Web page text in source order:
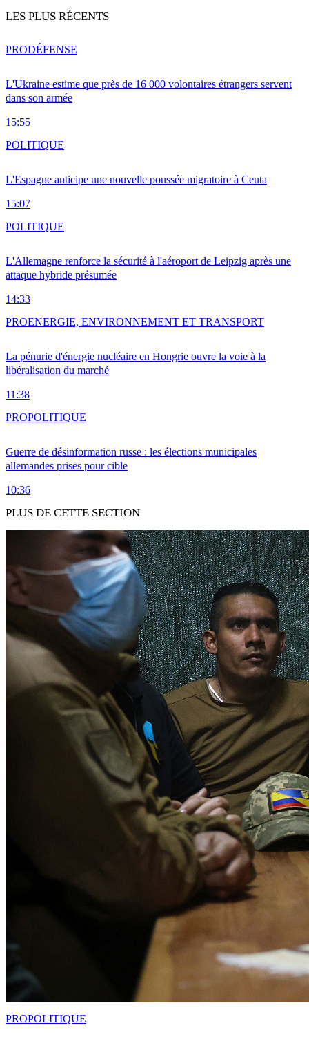
LES PLUS RÉCENTS
L'Ukraine estime que près de 16 000 volontaires étrangers servent
dans son armée
15:55
PRODÉFENSE
L'Espagne anticipe une nouvelle poussée migratoire à Ceuta
15:07
POLITIQUE
L'Allemagne renforce la sécurité à l'aéroport de Leipzig après une
attaque hybride présumée
14:33
POLITIQUE
La pénurie d'énergie nucléaire en Hongrie ouvre la voie à la
libéralisation du marché
11:38
PROENERGIE, ENVIRONNEMENT ET TRANSPORT
Guerre de désinformation russe : les élections municipales
allemandes prises pour cible
10:36
PROPOLITIQUE
PLUS DE CETTE SECTION
PROPOLITIQUE